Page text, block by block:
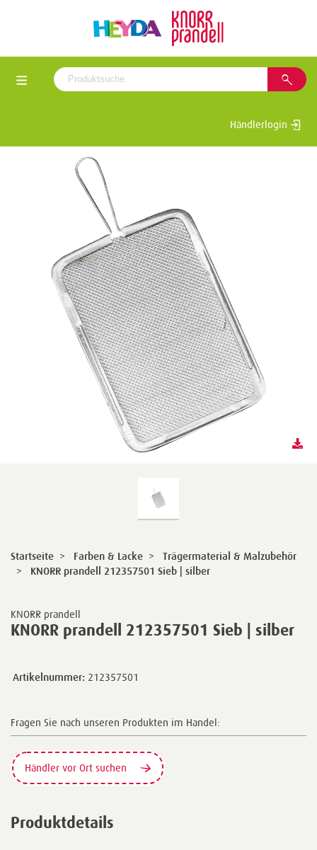
Händlerlogin
KNORR prandell
KNORR prandell 212357501 Sieb | silber
Startseite > Farben & Lacke >
Trägermaterial & Malzubehör
>
KNORR prandell 212357501 Sieb | silber
Artikelnummer: 212357501
Fragen Sie nach unseren Produkten im Handel:
Händler vor Ort suchen
Produktdetails